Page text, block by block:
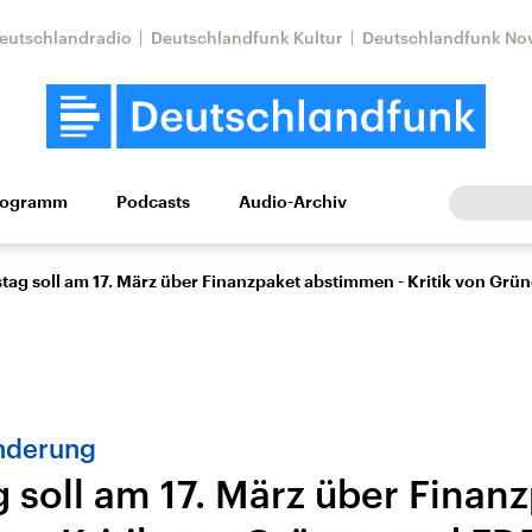
Deutschlandfunk Kultur Deutschlandfunk
Wissen Kultur Europa
Beiträge,
Nahostkonflikt
Iran
Podcasts Audio-Archiv
soll am 17. März über Finanzpaket abstimmen - Kritik von
soll am 17. März über